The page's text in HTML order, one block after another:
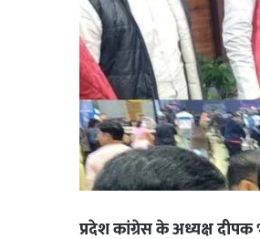
प्रदेश कांग्रेस के अध्यक्ष दीपक